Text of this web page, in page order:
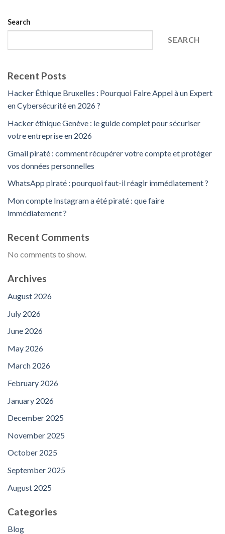
Search
SEARCH
Recent Posts
Hacker Éthique Bruxelles : Pourquoi Faire Appel à un Expert
en Cybersécurité en 2026 ?
Hacker éthique Genève : le guide complet pour sécuriser
votre entreprise en 2026
Gmail piraté : comment récupérer votre compte et protéger
vos données personnelles
WhatsApp piraté : pourquoi faut-il réagir immédiatement ?
Mon compte Instagram a été piraté : que faire
immédiatement ?
Recent Comments
No comments to show.
Archives
August 2026
July 2026
June 2026
May 2026
March 2026
February 2026
January 2026
December 2025
November 2025
October 2025
September 2025
August 2025
Categories
Blog